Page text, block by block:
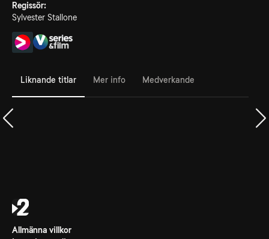
Regissör:
Sylvester Stallone
Liknande titlar Mer info Medverkande
Allmänna villkor